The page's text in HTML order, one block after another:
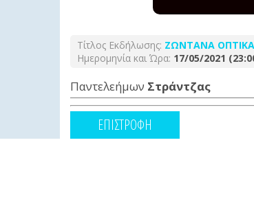
Τίτλος Εκδήλωσης: ΖΩΝΤΑΝΑ ΟΠΤΙΚΑ
Ημερομηνία και Ώρα: 17/05/2021
Παντελεήμων Στράντζας
ΕΠΙΣΤΡΟΦΗ